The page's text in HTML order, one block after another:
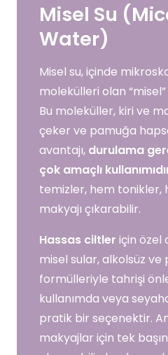
Misel Su
Water)
Misel su, içinde
molekülleri olan “misel”
Bu moleküller, kiri ve
çeker ve pamuğa
avantajı, durulama
çok amaçlı
temizler, hem tonikler,
makyajı çıkarabilir.
Hassas ciltler için özel
misel sular, alkolsüz ve
formülleriyle tahrişi
kullanımda veya
pratik bir seçenektir.
makyajlar için tek